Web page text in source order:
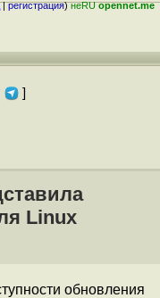
|регистрация)неRUopennet.me
]
Linux
обновления